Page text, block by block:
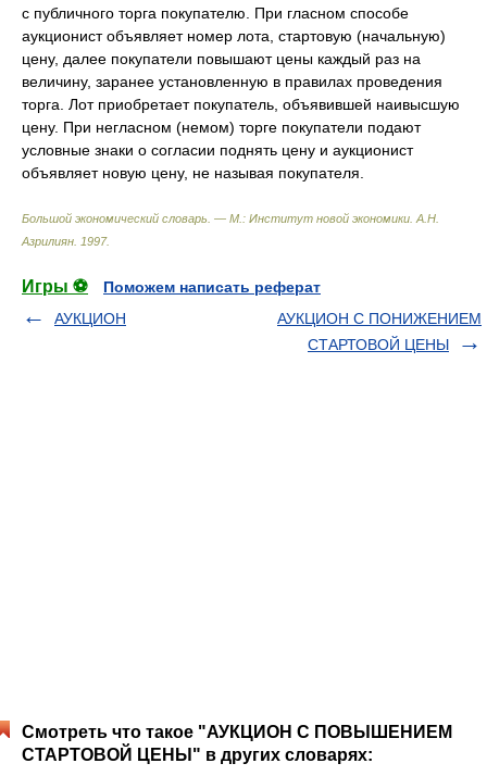
с публичного торга покупателю. При гласном способе
аукционист объявляет номер лота, стартовую (начальную)
цену, далее покупатели повышают цены каждый раз на
величину, заранее установленную в правилах проведения
торга. Лот приобретает покупатель, объявившей наивысшую
цену. При негласном (немом) торге покупатели подают
условные знаки о согласии поднять цену и аукционист
объявляет новую цену, не называя покупателя.
Большой экономический словарь. — М.: Институт новой экономики А.Н.
Азрилиян 1997.
Игры ⚽
Поможем написать реферат
АУКЦИОН
АУКЦИОН С ПОНИЖЕНИЕМ
СТАРТОВОЙ ЦЕНЫ
Смотреть что такое "АУКЦИОН С ПОВЫШЕНИЕМ
СТАРТОВОЙ ЦЕНЫ" в других словарях: